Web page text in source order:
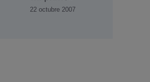
22 octubre 2007